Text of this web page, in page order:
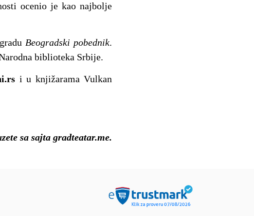
ocenio je kao najbolje
Beogradski pobednik.
biblioteka Srbije.
i u knjižarama Vulkan
sa sajta gradteatar.me.